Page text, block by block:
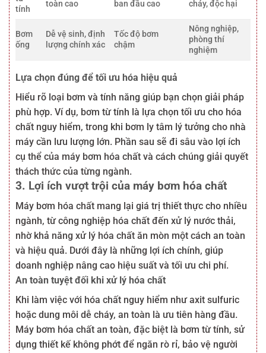
tính
toàn cao ban đầu cao cháy, độc hại
Bơm
ống
Dễ vệ sinh, định
lượng chính xác
Tốc độ bơm
chậm
Nông nghiệp,
phòng thí
nghiệm
Lựa chọn đúng để tối ưu hóa hiệu quả
Hiểu rõ loại bơm và tính năng giúp bạn chọn giải pháp
phù hợp. Ví dụ, bơm từ tính là lựa chọn tối ưu cho hóa
chất nguy hiểm, trong khi bơm ly tâm lý tưởng cho nhà
máy cần lưu lượng lớn. Phần sau sẽ đi sâu vào lợi ích
cụ thể của máy bơm hóa chất và cách chúng giải quyết
thách thức của từng ngành.
3. Lợi ích vượt trội của máy bơm hóa chất
Máy bơm hóa chất mang lại giá trị thiết thực cho nhiều
ngành, từ công nghiệp hóa chất đến xử lý nước thải,
nhờ khả năng xử lý hóa chất ăn mòn một cách an toàn
và hiệu quả. Dưới đây là những lợi ích chính, giúp
doanh nghiệp nâng cao hiệu suất và tối ưu chi phí.
An toàn tuyệt đối khi xử lý hóa chất
Khi làm việc với hóa chất nguy hiểm như axit sulfuric
hoặc dung môi dễ cháy, an toàn là ưu tiên hàng đầu.
Máy bơm hóa chất an toàn, đặc biệt là bơm từ tính, sử
dụng thiết kế không phớt để ngăn rò rỉ, bảo vệ người